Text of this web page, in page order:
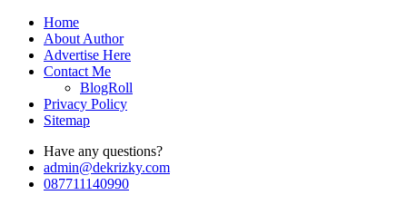
Skip
content
Home
About Author
Advertise Here
Contact Me
BlogRoll
Privacy Policy
Sitemap
Have any questions?
admin@dekrizky.com
087711140990